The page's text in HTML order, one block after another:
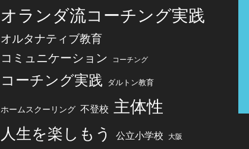
オランダ流コーチング実践
オルタナティブ教育
コミュニケーション コーチング
コーチング実践 ダルトン教育
ホームスクーリング 不登校 主体性
人生を楽しもう 公立小学校 大阪